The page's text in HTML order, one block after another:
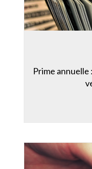
Prime annuelle